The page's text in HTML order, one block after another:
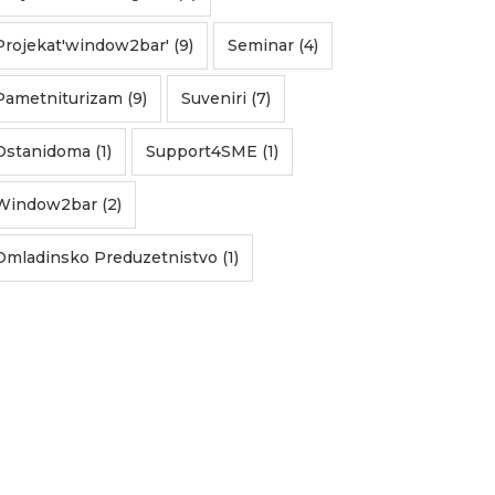
(9) Seminar (4)
(9) Suveniri (7)
(1) Support4SME (1)
(2)
Preduzetnistvo (1)